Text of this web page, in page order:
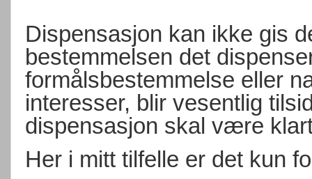
Dispensasjon kan ikke gis
bestemmelsen det
formålsbestemmelse eller
interesser, blir vesentlig
dispensasjon skal være
Her i mitt tilfelle er det kun